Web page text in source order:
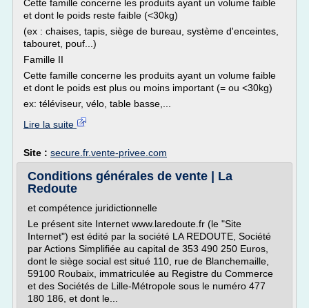
Cette famille concerne les produits ayant un volume faible
et dont le poids reste faible (<30kg)
(ex : chaises, tapis, siège de bureau, système d'enceintes,
tabouret, pouf...)
Famille II
Cette famille concerne les produits ayant un volume faible
et dont le poids est plus ou moins important (= ou <30kg)
ex: téléviseur, vélo, table basse,...
Lire la suite
Site : secure.fr.vente-privee.com
Conditions générales de vente | La
Redoute
et compétence juridictionnelle
Le présent site Internet www.laredoute.fr (le "Site
Internet") est édité par la société LA REDOUTE, Société
par Actions Simplifiée au capital de 353 490 250 Euros,
dont le siège social est situé 110, rue de Blanchemaille,
59100 Roubaix, immatriculée au Registre du Commerce
et des Sociétés de Lille-Métropole sous le numéro 477
180 186, et dont le...